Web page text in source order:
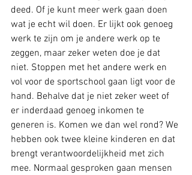
deed. Of je kunt meer werk gaan doen
wat je echt wil doen. Er lijkt ook genoeg
werk te zijn om je andere werk op te
zeggen, maar zeker weten doe je dat
niet. Stoppen met het andere werk en
vol voor de sportschool gaan ligt voor de
hand. Behalve dat je niet zeker weet of
er inderdaad genoeg inkomen te
generen is. Komen we dan wel rond? We
hebben ook twee kleine kinderen en dat
brengt verantwoordelijkheid met zich
mee. Normaal gesproken gaan mensen